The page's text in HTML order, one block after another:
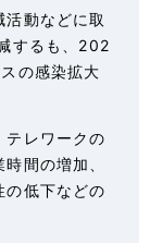
動などに取
するも、202
の感染拡大
テレワークの
間の増加、
の低下などの